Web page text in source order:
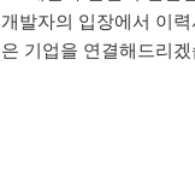
개발자의 입장에서 이
은 기업을 연결해드리겠